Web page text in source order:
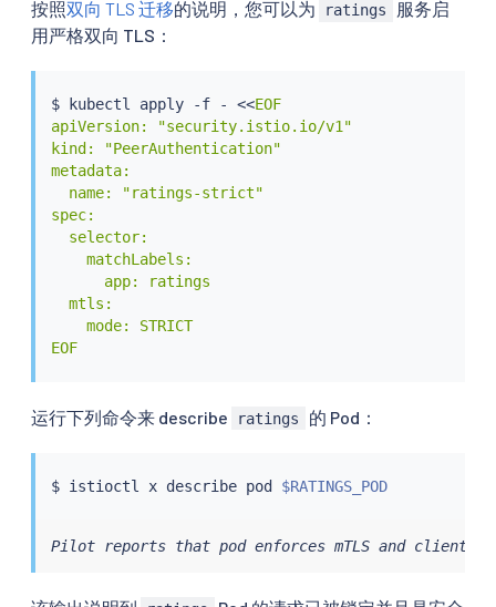
按照双向 TLS 迁移的说明，您可以为 ratings
服务启
用严格双向 TLS：
$ kubectl apply -f - <<EOF
apiVersion: "security.istio.io/v1"
kind: "PeerAuthentication"
metadata:
  name: "ratings-strict"
spec:
  selector:
    matchLabels:
      app: ratings
  mtls:
    mode: STRICT
EOF
运行下列命令来 describe ratings 的 Pod：
$ istioctl x describe pod $RATINGS_POD
Pilot reports that pod enforces mTLS and clients